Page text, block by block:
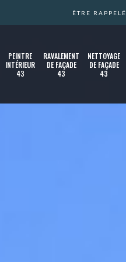
ÊTRE RAPPELÉ
PEINTRE
INTÉRIEUR
43
RAVALEMENT
DE FAÇADE
43
NETTOYAGE
DE FAÇADE
43